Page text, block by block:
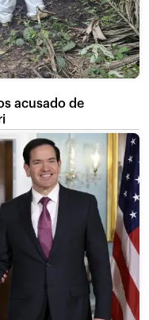
acusado de